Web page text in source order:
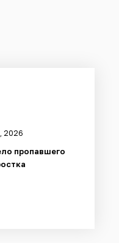
2026
пропавшего